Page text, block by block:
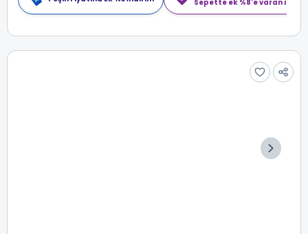
Sepette ek %8'e varan